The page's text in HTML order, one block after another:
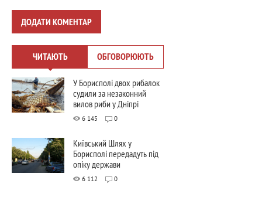
ДОДАТИ КОМЕНТАР
ЧИТАЮТЬ ОБГОВОРЮЮТЬ
У Борисполі двох рибалок
судили за незаконний
вилов риби у Дніпрі
6 145 0
Київський Шлях у
Борисполі передадуть під
опіку держави
6 112 0